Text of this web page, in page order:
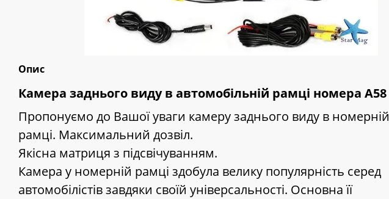
Опис
Камера заднього виду в автомобільній рамці номера А58
Пропонуємо до Вашої уваги камеру заднього виду в номерній
рамці. Максимальний дозвіл.
Якісна матриця з підсвічуванням.
Камера у номерній рамці здобула велику популярність серед
автомобілістів завдяки своїй універсальності. Основна її